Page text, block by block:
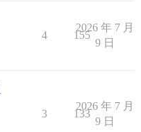
4 155
2026 年 7 月
9 日
3 133
2026 年 7 月
9 日